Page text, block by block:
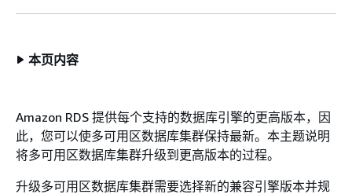
本页内容
Amazon RDS 提供每个支持的数据库引擎的更高版本，因
此，您可以使多可用区数据库集群保持最新。本主题说明
将多可用区数据库集群升级到更高版本的过程。
升级多可用区数据库集群需要选择新的兼容引擎版本并规